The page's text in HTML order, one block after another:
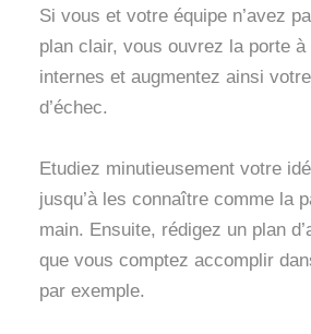
Si vous et votre équipe n’avez
plan clair, vous ouvrez la porte
internes et augmentez ainsi
d’échec.
Etudiez minutieusement votre
jusqu’à les connaître comme la
main. Ensuite, rédigez un plan
que vous comptez accomplir
par exemple.